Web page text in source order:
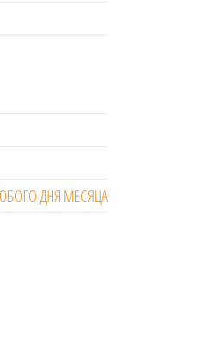
ДНЯ МЕСЯЦА